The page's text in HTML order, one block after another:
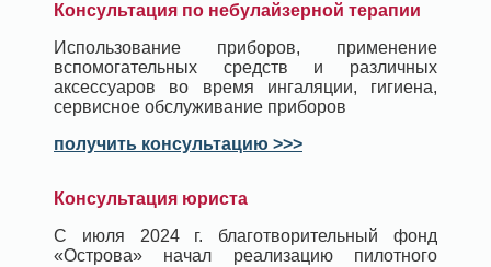
Консультация по небулайзерной терапии
Использование приборов, применение
вспомогательных средств и различных
аксессуаров во время ингаляции, гигиена,
сервисное обслуживание приборов
получить консультацию >>>
Консультация юриста
С июля 2024 г. благотворительный фонд
«Острова» начал реализацию пилотного